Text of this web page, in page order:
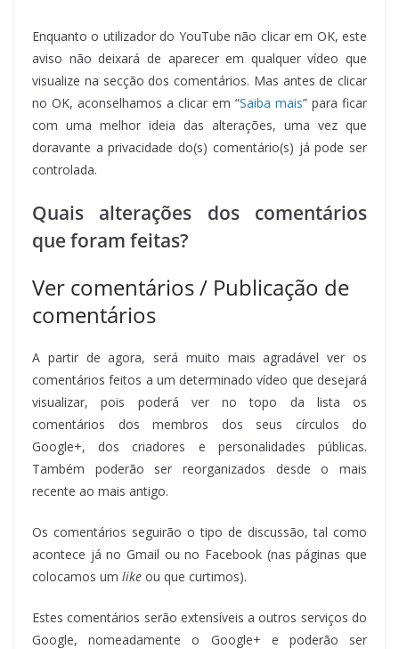
Enquanto o utilizador do YouTube não clicar em OK, este
aviso não deixará de aparecer em qualquer vídeo que
visualize na secção dos comentários. Mas antes de clicar
no OK, aconselhamos a clicar em “Saiba mais” para ficar
com uma melhor ideia das alterações, uma vez que
doravante a privacidade do(s) comentário(s) já pode ser
controlada.
Quais alterações dos comentários
que foram feitas?
Ver comentários / Publicação de
comentários
A partir de agora, será muito mais agradável ver os
comentários feitos a um determinado vídeo que desejará
visualizar, pois poderá ver no topo da lista os
comentários dos membros dos seus círculos do
Google+, dos criadores e personalidades públicas.
Também poderão ser reorganizados desde o mais
recente ao mais antigo.
Os comentários seguirão o tipo de discussão, tal como
acontece já no Gmail ou no Facebook (nas páginas que
colocamos um like ou que curtimos).
Estes comentários serão extensíveis a outros serviços do
Google, nomeadamente o Google+ e poderão ser